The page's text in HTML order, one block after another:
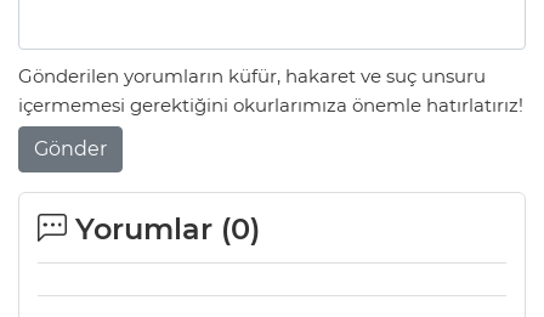
Gönderilen yorumların küfür, hakaret ve suç unsuru
içermemesi gerektiğini okurlarımıza önemle hatırlatırız!
Gönder
Yorumlar (0)